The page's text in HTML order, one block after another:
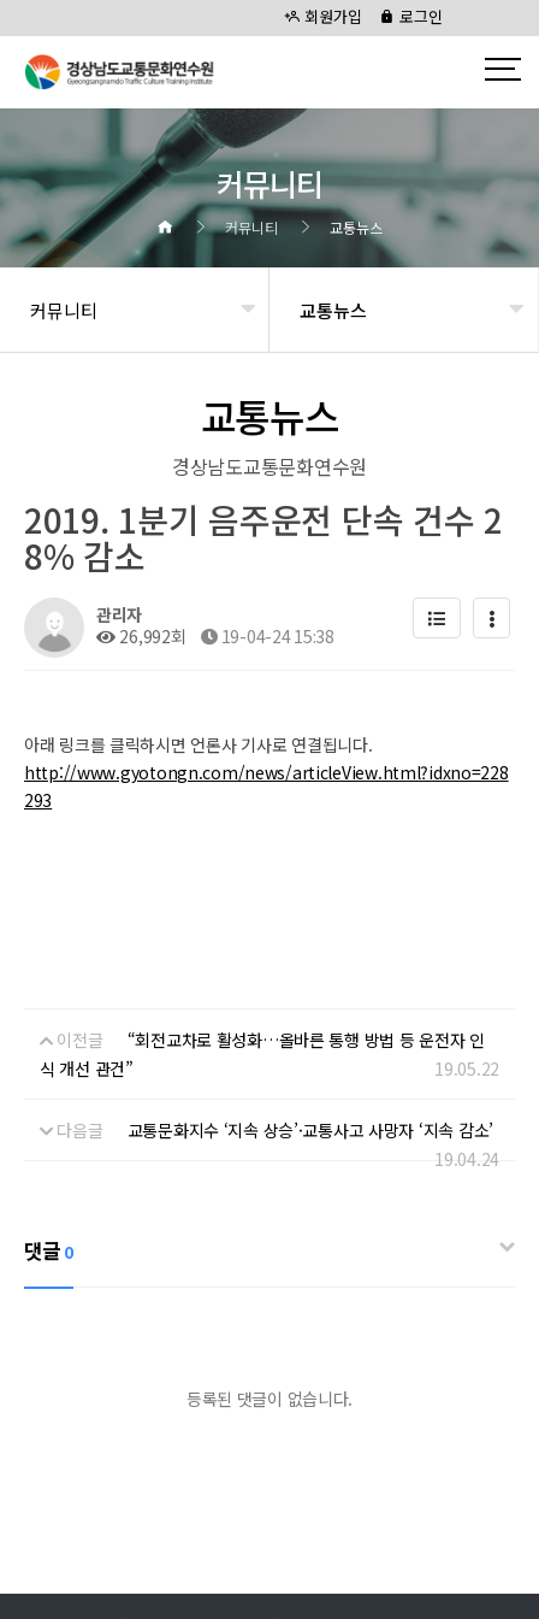
회원가입 로그인
커뮤니티
커뮤니티 교통뉴스
커뮤니티 교통뉴스
교통뉴스
경상남도교통문화연수원
2019. 1분기 음주운전 단속 건수 2
8% 감소
관리자
26,992회
19-04-24 15:38
아래 링크를 클릭하시면 언론사 기사로 연결됩니다.
http://www.gyotongn.com/news/articleView.html?idxno=228
293
이전글
“회전교차로 활성화…올바른 통행 방법 등 운전자 인
식 개선 관건”
19.05.22
다음글
교통문화지수 ‘지속 상승’·교통사고 사망자 ‘지속 감소’
19.04.24
댓글 0
등록된 댓글이 없습니다.